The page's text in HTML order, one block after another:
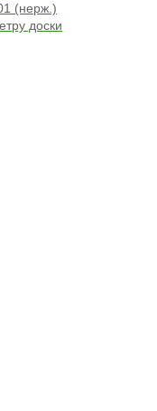
(нерж.)
доски